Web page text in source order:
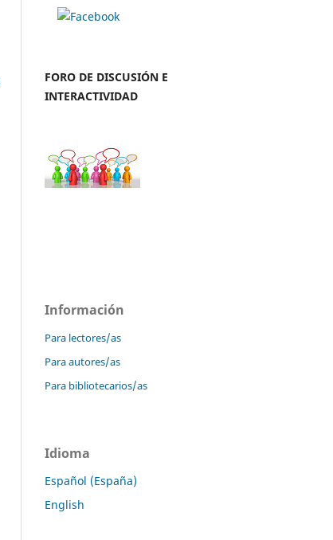
FORO DE DISCUSIÓN E
INTERACTIVIDAD
Información
Para lectores/as
Para autores/as
Para bibliotecarios/as
Idioma
Español (España)
English